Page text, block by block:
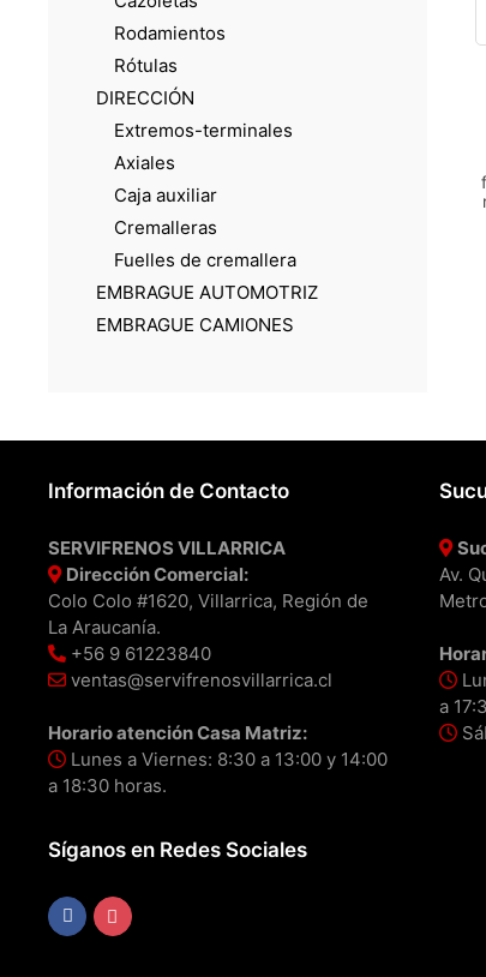
Rodamientos
Rótulas
DIRECCIÓN
Extremos-terminales
Axiales
Caja auxiliar
Cremalleras
Fuelles de cremallera
EMBRAGUE AUTOMOTRIZ
EMBRAGUE CAMIONES
Información de Contacto
SERVIFRENOS VILLARRICA
Dirección Comercial:
Colo Colo #1620, Villarrica, Región de
La Araucanía.
+56 9 61223840
ventas@servifrenosvillarrica.cl
Horario atención Casa Matriz:
Lunes a Viernes: 8:30 a 13:00 y 14:00
a 18:30 horas.
Síganos en Redes Sociales
Av.
a